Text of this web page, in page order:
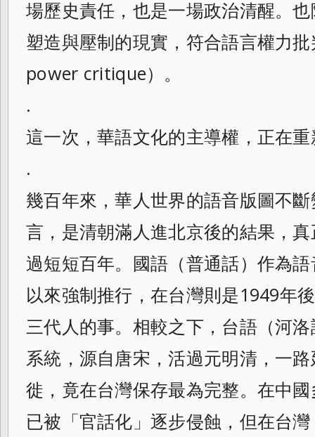
場歷史責任，也是一場政治清醒。
塑造與壓制的現實，符合語言權力
power critique）。
.
這一次，華語文化的主導權，正在
.
幾百年來，華人世界的語音版圖不
言，是清朝滿人進北京後的結果，
過短短百年。國語（普通話）作為
以來強制推行，在台灣則是1949年
三代人的事。相較之下，台語（河
系統，源自唐宋，活過元明清，一
徙，竟在台灣保存最為完整。在中
已被「官話化」逐步侵蝕，但在台